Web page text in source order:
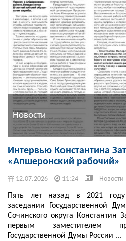
Новости
Интервью Константина
«Апшеронский рабочий»
12.07.2026 11:24 Новости
Пять лет назад в 2021
заседании Государственной
Сочинского округа Константин
первым заместителем
Государственной Думы России ...